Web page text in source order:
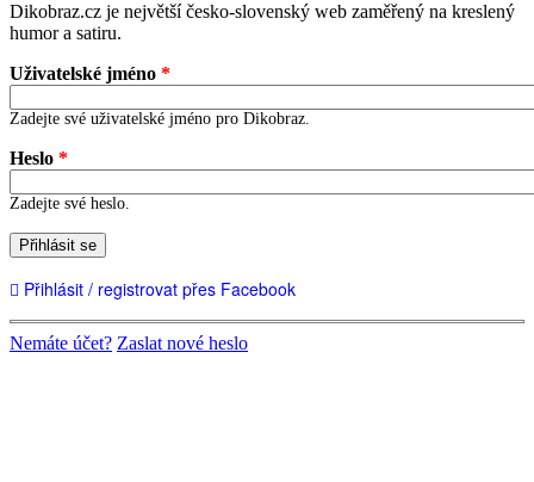
Dikobraz.cz je největší česko-slovenský web zaměřený na kreslený
humor a satiru.
Uživatelské jméno *
Zadejte své uživatelské jméno pro Dikobraz.
Heslo *
Zadejte své heslo.
Přihlásit se
Přihlásit / registrovat přes Facebook
Nemáte účet? Zaslat nové heslo